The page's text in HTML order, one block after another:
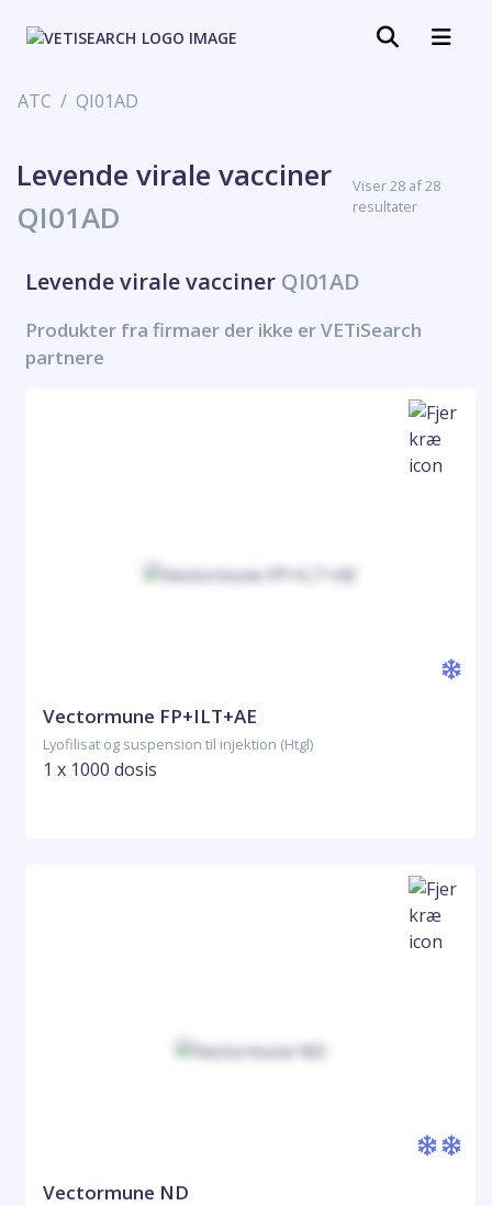
ATC QI01AD
Levende virale vacciner
QI01AD
Viser 28 af 28
resultater
Levende virale vacciner QI01AD
Produkter fra firmaer der ikke er VETiSearch
partnere
Vectormune FP+ILT+AE
Lyofilisat og suspension til injektion (Htgl)
1 x 1000 dosis
Vectormune ND